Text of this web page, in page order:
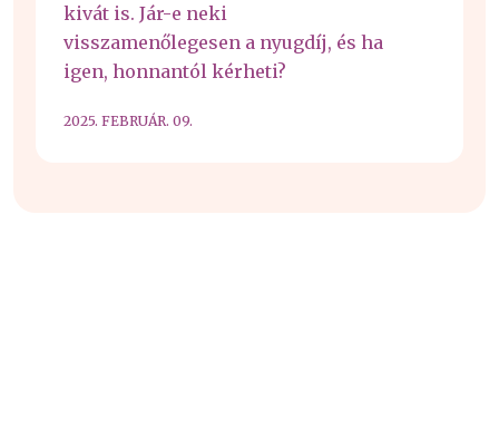
kivát is. Jár-e neki
visszamenőlegesen a nyugdíj, és ha
igen, honnantól kérheti?
2025. FEBRUÁR. 09.